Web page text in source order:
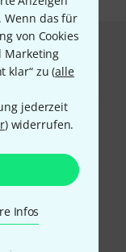
Wenn das für
von Cookies
Marketing
klar“ zu (alle
jederzeit
) widerrufen.
Infos
bezahlen
,